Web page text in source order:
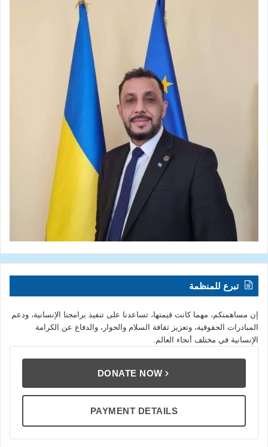
تبرع للمنظمة
إن مساهمتكم، مهما كانت قيمتها، تساعدنا على تنفيذ برامجنا الإنسانية، ودعم
المبادرات الحقوقية، وتعزيز ثقافة السلام والحوار، والدفاع عن الكرامة
الإنسانية في مختلف أنحاء العالم.
DONATE NOW
PAYMENT DETAILS